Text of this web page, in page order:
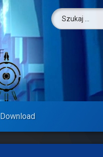
Szukaj:
Download